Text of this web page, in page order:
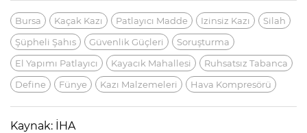
Bursa Kaçak Kazı Patlayıcı Madde Izinsiz Kazı
Silah
Şüpheli Şahıs
Güvenlik Güçleri
Soruşturma
El Yapımı Patlayıcı
Kayacık Mahallesi
Ruhsatsız Tabanca
Define
Fünye Kazı Malzemeleri Hava Kompresörü
Kaynak: İHA